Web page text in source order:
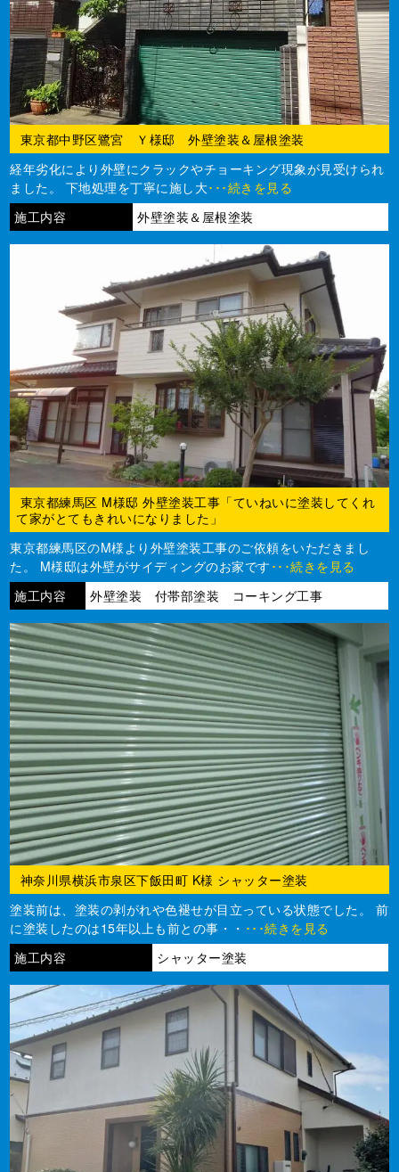
東京都中野区鷺宮 Ｙ様邸 外壁塗装＆屋根塗装
経年劣化により外壁にクラックやチョーキング現象が見受けられ
ました。 下地処理を丁寧に施し大･･･続きを見る
施工内容
外壁塗装＆屋根塗装
東京都練馬区 M様邸 外壁塗装工事「ていねいに塗装してくれ
て家がとてもきれいになりました」
東京都練馬区のM様より外壁塗装工事のご依頼をいただきまし
た。 M様邸は外壁がサイディングのお家です ･･･続きを見る
施工内容
外壁塗装 付帯部塗装 コーキング工事
神奈川県横浜市泉区下飯田町 K様 シャッター塗装
塗装前は、塗装の剥がれや色褪せが目立っている状態でした。 前
に塗装したのは15年以上も前との事・・ ･･･続きを見る
施工内容
シャッター塗装